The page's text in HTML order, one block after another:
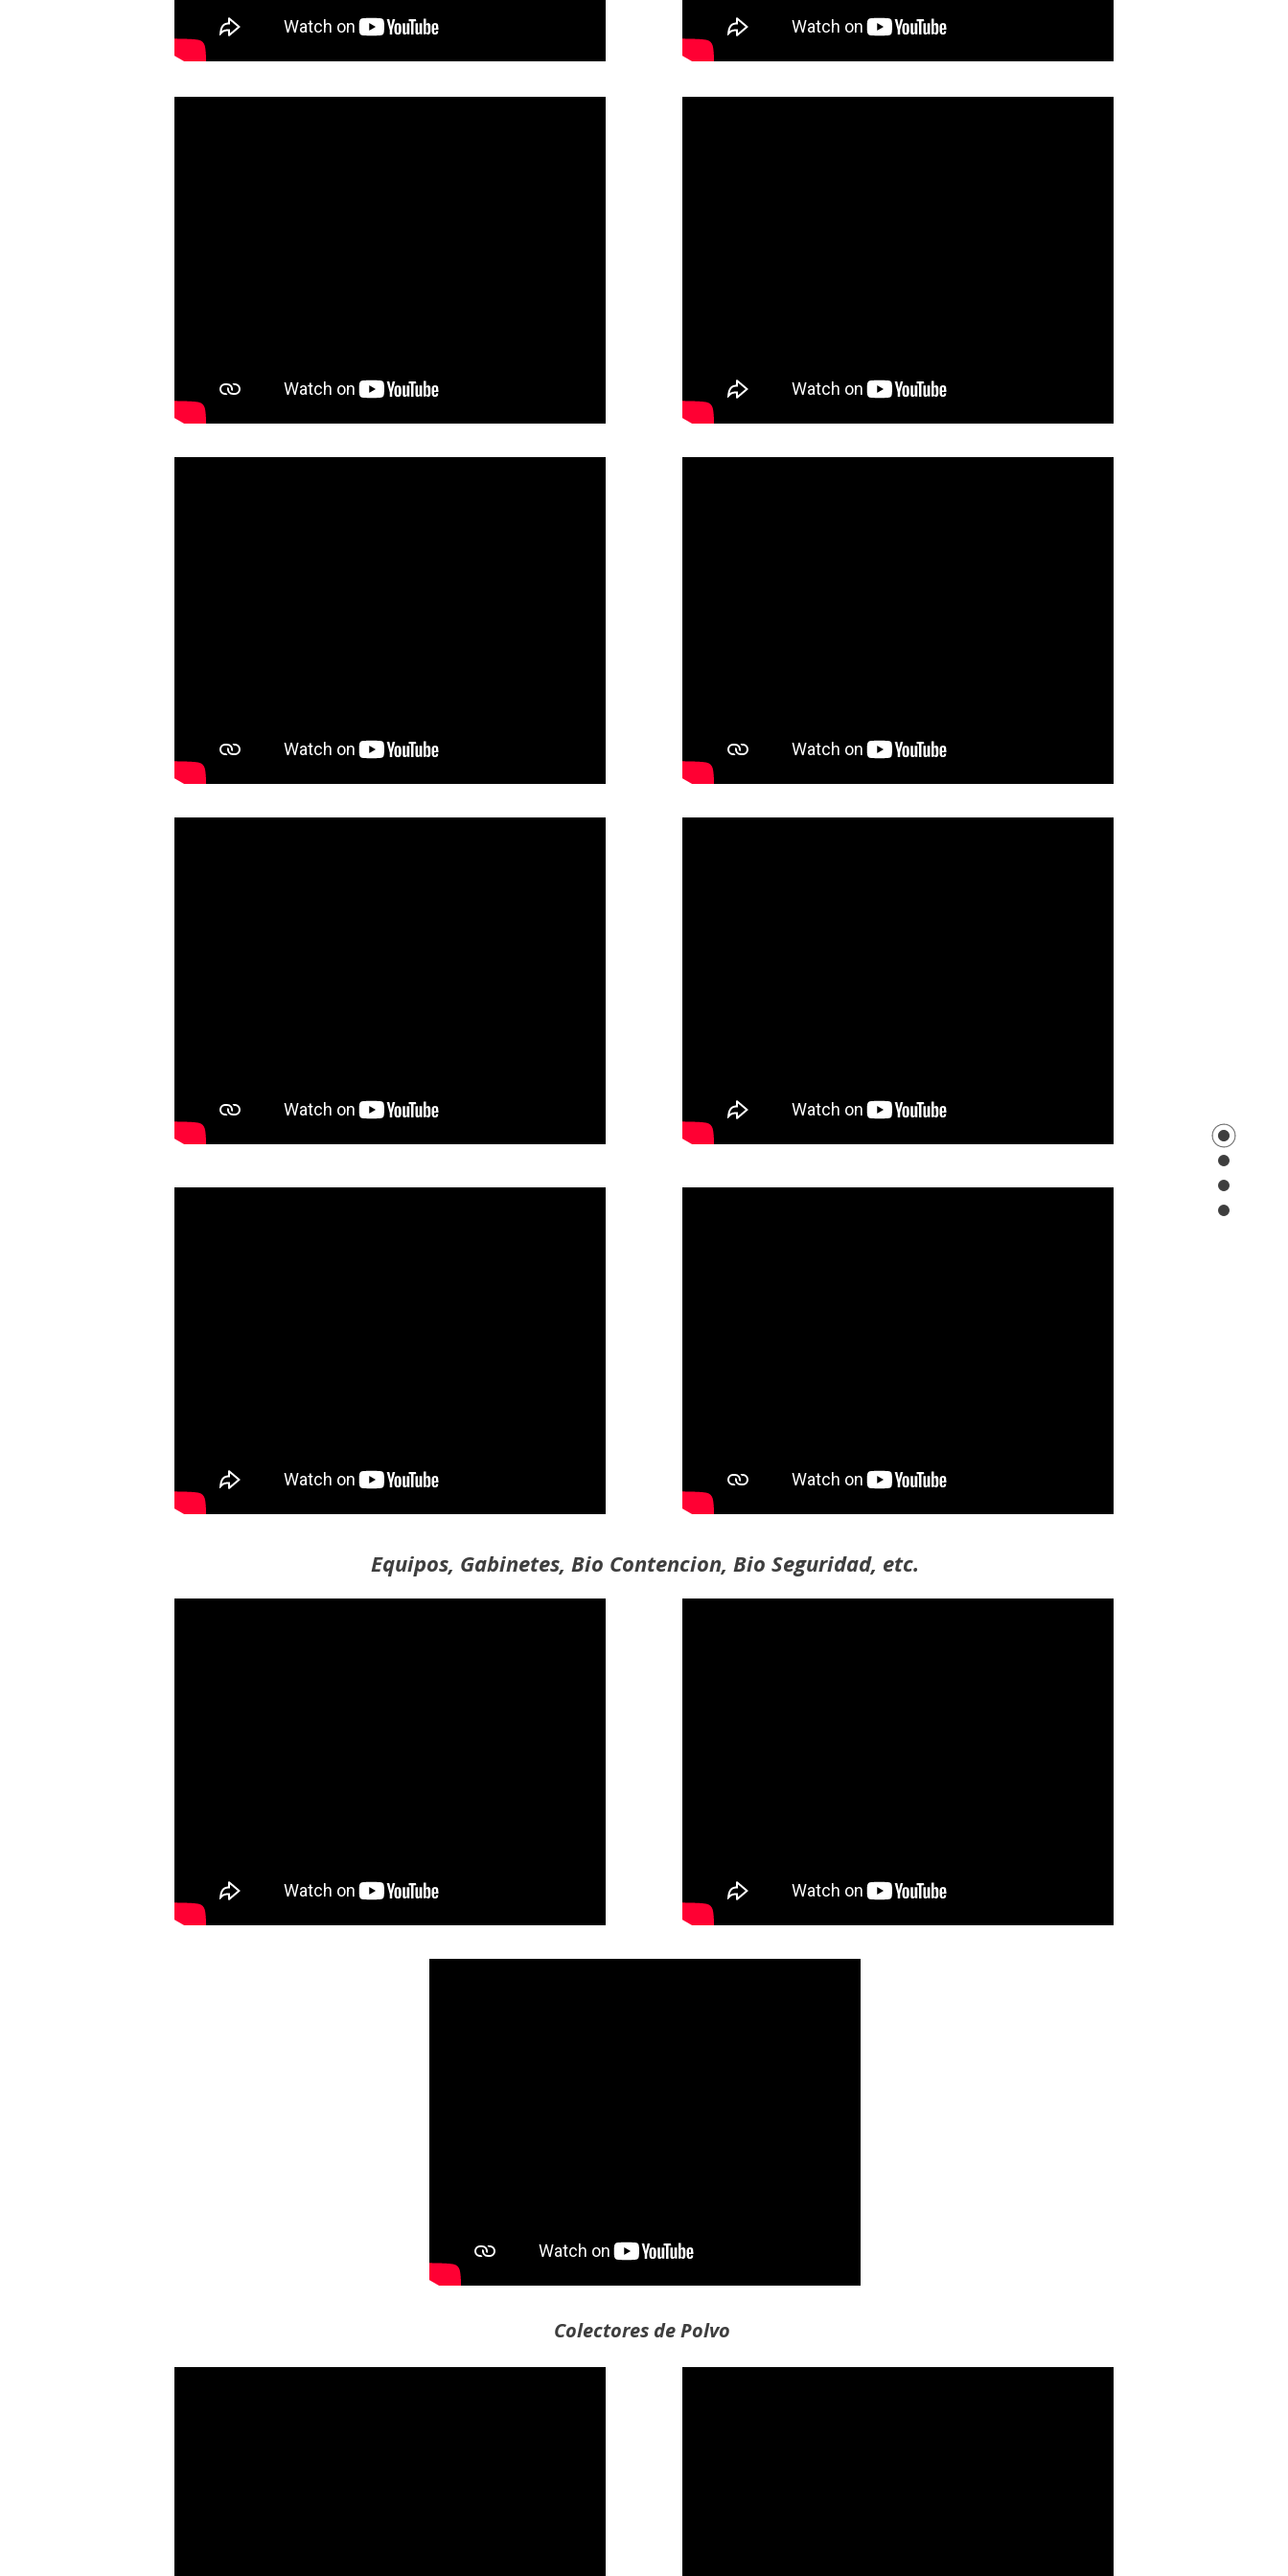
Equipos, Gabinetes, Bio Contencion, Bio Seguridad, etc.
Colectores de Polvo